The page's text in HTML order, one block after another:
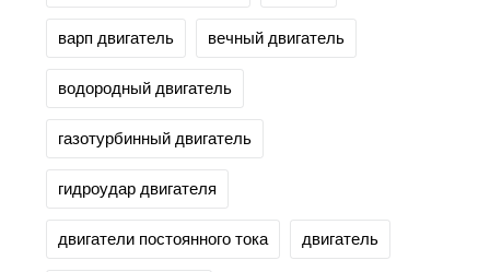
варп двигатель вечный двигатель
водородный двигатель
газотурбинный двигатель
гидроудар двигателя
двигатели постоянного тока двигатель